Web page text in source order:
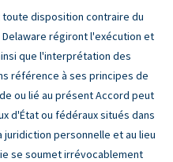
disposition contraire du
régiront l'exécution et
que l'interprétation des
référence à ses principes de
ou lié au présent Accord peut
d'État ou fédéraux situés dans
juridiction personnelle et au lieu
se soumet irrévocablement